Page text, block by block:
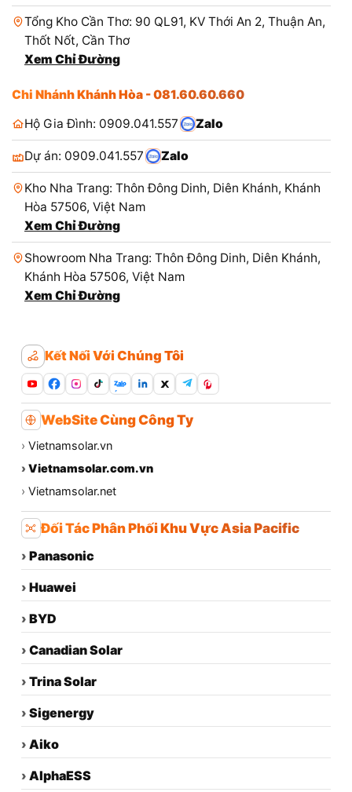
Tổng Kho Cần Thơ: 90 QL91, KV Thới An 2, Thuận An,
Thốt Nốt, Cần Thơ
Xem Chỉ Đường
Chi Nhánh Khánh Hòa - 081.60.60.660
Hộ Gia Đình: 0909.041.557
Zalo
Dự án: 0909.041.557 Zalo
Kho Nha Trang: Thôn Đông Dinh, Diên Khánh, Khánh
Hòa 57506, Việt Nam
Xem Chỉ Đường
Showroom Nha Trang: Thôn Đông Dinh, Diên Khánh,
Khánh Hòa 57506, Việt Nam
Xem Chỉ Đường
Kết Nối Với Chúng Tôi
Zalo
WebSite Cùng Công Ty
› Vietnamsolar.vn
› Vietnamsolar.com.vn
› Vietnamsolar.net
Đối Tác Phân Phối Khu Vực Asia Pacific
› Panasonic
› Huawei
› BYD
› Canadian Solar
› Trina Solar
› Sigenergy
› Aiko
› AlphaESS